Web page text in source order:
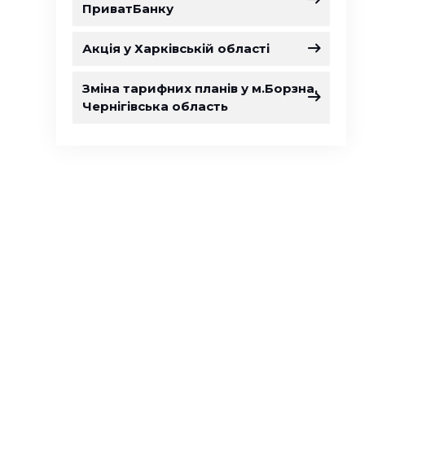
ПриватБанку
Акція у Харківській області
Зміна тарифних планів у м.Борзна,
Чернігівська область